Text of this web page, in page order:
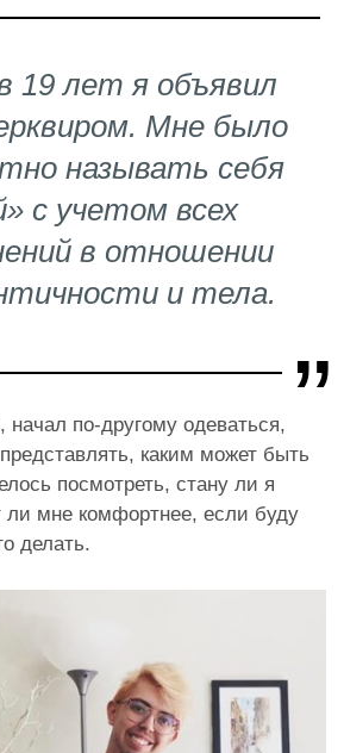
19 лет я объявил
Мне было
называть себя
с учетом всех
в отношении
и тела.
по-другому одеваться,
каким может быть
посмотреть, стану ли я
ли мне комфортнее, если буду
делать.